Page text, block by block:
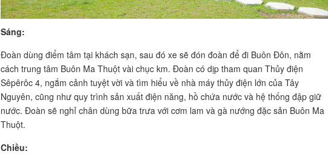
Sáng:
Đoàn dùng điểm tâm tại khách sạn, sau đó xe sẽ đón đoàn để đi Buôn Đôn, nằm
cách trung tâm Buôn Ma Thuột vài chục km. Đoàn có dịp tham quan Thủy điện
Sêpêrôc 4, ngắm cảnh tuyệt vời và tìm hiểu về nhà máy thủy điện lớn của Tây
Nguyên, cũng như quy trình sản xuất điện năng, hồ chứa nước và hệ thống đập giữ
nước. Đoàn sẽ nghỉ chân dùng bữa trưa với cơm lam và gà nướng đặc sản Buôn Ma
Thuột.
Chiều: